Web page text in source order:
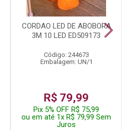
CORDAO LED DE ABOBORA
3M 10 LED ED509173
Código: 244673
Embalagem: UN/1
R$ 79,99
Pix 5% OFF R$ 75,99
ou em até 1x R$ 79,99 Sem
Juros